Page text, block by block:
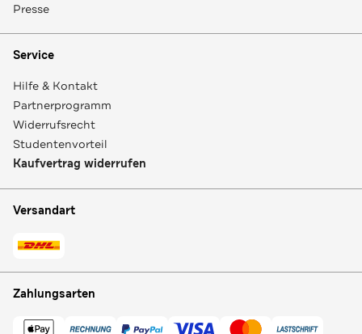
Presse
Service
Hilfe & Kontakt
Partnerprogramm
Widerrufsrecht
Studentenvorteil
Kaufvertrag widerrufen
Versandart
Zahlungsarten